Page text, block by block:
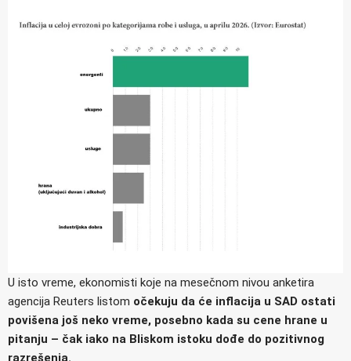
U isto vreme, ekonomisti koje na mesečnom nivou anketira
agencija Reuters listom očekuju da će inflacija u SAD ostati
povišena još neko vreme, posebno kada su cene hrane u
pitanju – čak iako na Bliskom istoku dođe do pozitivnog
razrešenja.